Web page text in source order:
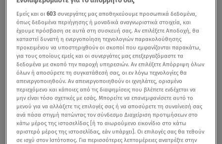
Εμείς και οι603 συνεργάτες μας αποθηκεύουμε προσωπικά δεδομένα,
όπως δεδομένα περιήγησης ή μοναδικά αναγνωριστικά στοιχεία, και
έχουμε πρόσβαση σε αυτά στη συσκευή σας. Αν επιλέξετε Αποδοχή, θα
καταστεί δυνατή η ενεργοποίηση τεχνολογιών παρακολούθησης
προκειμένου να υποστηριχθούν οι σκοποί που εμφανίζονται παρακάτω,
για τους οποίους εμείς και οι συνεργάτες μας επεξεργαζόμαστε τα
δεδομένα με σκοπό την παροχή υπηρεσιών. Αν επιλέξετε Απόρριψη όλων
όλων ή αποσύρετε τη συγκατάθεσή σας, οι εν λόγω τεχνολογίες θα
απενεργοποιηθούν. Αν απενεργοποιηθούν οι ιχνηλάτες, ορισμένο
περιεχόμενο και κάποιες από τις διαφημίσεις που βλέπετε ενδέχεται να
μην είναι τόσο σχετικές με εσάς. Μπορείτε να επανεμφανίσετε αυτό το
μενού για να αλλάξετε τις επιλογές σας ή να αποσύρετε τη συναίνεσή σας
ανά πάσα στιγμή πατώντας τον σύνδεσμο Διαχείριση προτιμήσεων στο
κάτω μέρος της ιστοσελίδας [ή το αιωρούμενο εικονίδιο στο κάτω
αριστερό μέρος της ιστοσελίδας, εάν υπάρχει]. Οι επιλογές σας θα τεθούν
σε ισχύ στον Ιστότοπος. Για περισσότερες λεπτομέρειες ανατρέξτε στην